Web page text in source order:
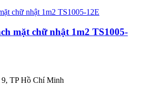
mặt chữ nhật 1m2 TS1005-
TP Hồ Chí Minh